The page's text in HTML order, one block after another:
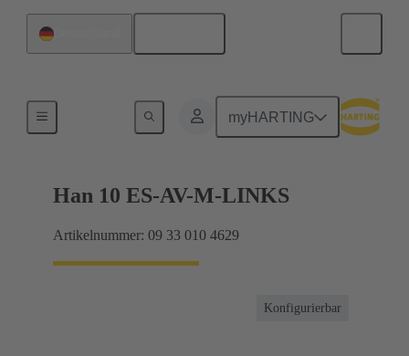
myHARTING
Anschlussverteiler
Han 10 ES-AV-M-LINKS
Artikelnummer: 09 33 010 4629
Konfigurierbar